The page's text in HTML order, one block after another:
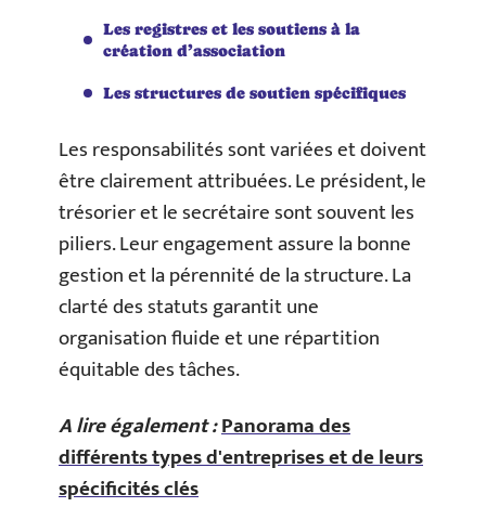
Les registres et les soutiens à la
création d’association
Les structures de soutien spécifiques
Les responsabilités sont variées et doivent
être clairement attribuées. Le président, le
trésorier et le secrétaire sont souvent les
piliers. Leur engagement assure la bonne
gestion et la pérennité de la structure. La
clarté des statuts garantit une
organisation fluide et une répartition
équitable des tâches.
A lire également :Panorama des
différents types d'entreprises et de leurs
spécificités clés